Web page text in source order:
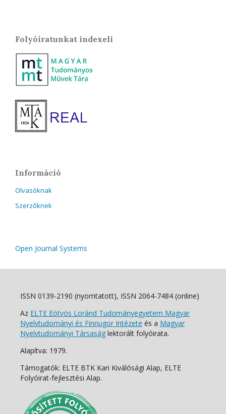
Folyóiratunkat indexeli
Információ
Olvasóknak
Szerzőknek
Open Journal Systems
ISSN 0139-2190 (nyomtatott), ISSN 2064-7484 (online)
Az ELTE Eötvös Loránd Tudományegyetem Magyar
Nyelvtudományi és Finnugor Intézete és a Magyar
Nyelvtudományi Társaság lektorált folyóirata.
Alapítva: 1979.
Támogatók: ELTE BTK Kari Kiválósági Alap, ELTE
Folyóirat-fejlesztési Alap.